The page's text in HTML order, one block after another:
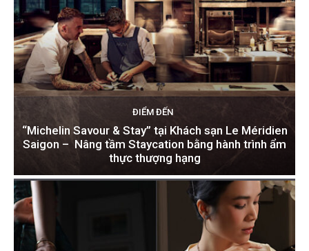
ĐIỂM ĐẾN
“Michelin Savour & Stay” tại Khách sạn Le Méridien
Saigon – Nâng tầm Staycation bằng hành trình ẩm
thực thượng hạng